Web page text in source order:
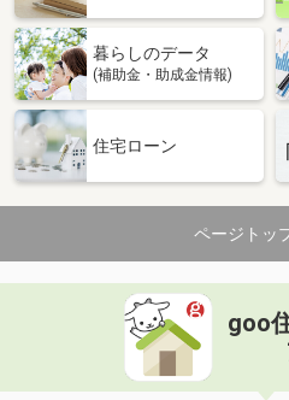
暮らしのデータ
(補助金・助成金情報)
住宅ローン
ページトッ
goo